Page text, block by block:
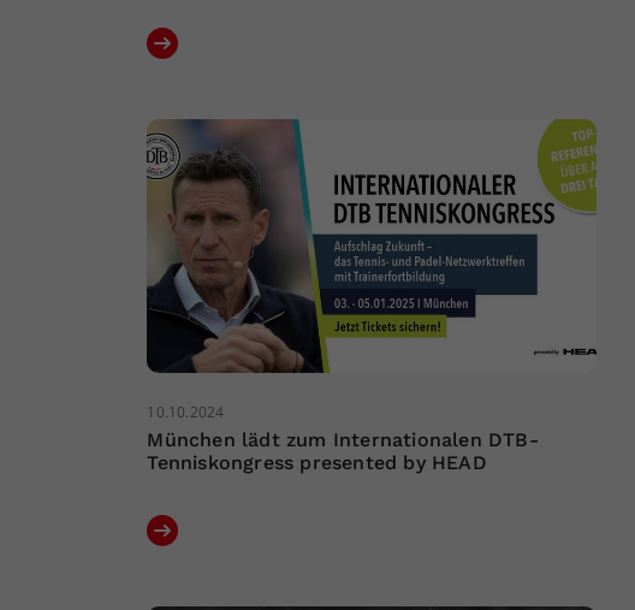
10.10.2024
München lädt zum Internationalen DTB-
Tenniskongress presented by HEAD